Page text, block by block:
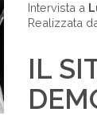
Intervista a
Realizzata
IL